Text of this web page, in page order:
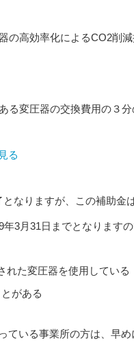
の高効率化によるCO2削
る変圧器の交換費用の３
る
なりますが、この補助金
3月31日までとなりますの
れた変圧器を使用している
がある
ている事業所の方は、早め